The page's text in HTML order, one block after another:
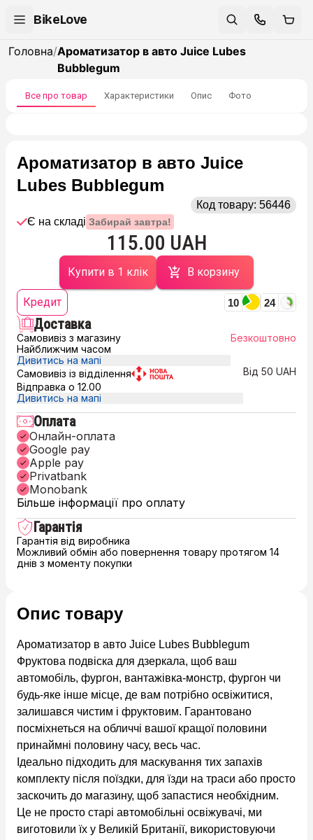
BikeLove
Головна/Ароматизатор в авто Juice Lubes
Bubblegum
Все про товар Характеристики Опис Фото
Ароматизатор в авто Juice
Lubes Bubblegum
Код товару: 56446
Є на складі Забирай завтра!
115.00 UAH
Купити в 1 клік В корзину
Кредит 10 24
Доставка
Самовивіз з магазину
Найближчим часом
Дивитись на мапі
Безкоштовно
Самовивіз із відділення
Відправка о 12.00
Дивитись на мапі
Від 50 UAH
Оплата
Онлайн-оплата
Google pay
Apple pay
Privatbank
Monobank
Більше інформації про оплату
Гарантія
Гарантія від виробника
Можливий обмін або повернення товару протягом 14
днів з моменту покупки
Опис товару
Ароматизатор в авто Juice Lubes Bubblegum
Фруктова подвіска для дзеркала, щоб ваш
автомобіль, фургон, вантажівка-монстр, фургон чи
будь-яке інше місце, де вам потрібно освіжитися,
залишався чистим і фруктовим. Гарантовано
посміхнеться на обличчі вашої кращої половини
принаймні половину часу, весь час.
Ідеально підходить для маскування тих запахів
комплекту після поїздки, для їзди на траси або просто
заскочить до магазину, щоб запастися необхідним.
Це не просто старі автомобільні освіжувачі, ми
виготовили їх у Великій Британії, використовуючи